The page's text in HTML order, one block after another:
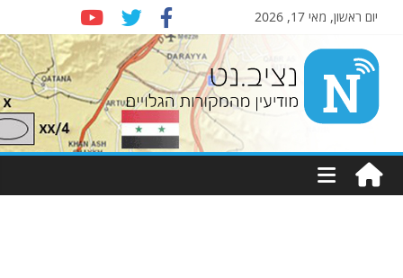
יום ראשון, מאי 17, 2026
Nziv.net
מודיעין
מהמקורות